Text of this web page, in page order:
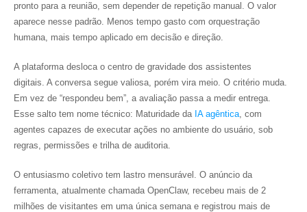
pronto para a reunião, sem depender de repetição manual. O valor
aparece nesse padrão. Menos tempo gasto com orquestração
humana, mais tempo aplicado em decisão e direção.
A plataforma desloca o centro de gravidade dos assistentes
digitais. A conversa segue valiosa, porém vira meio. O critério muda.
Em vez de “respondeu bem”, a avaliação passa a medir entrega.
Esse salto tem nome técnico: Maturidade daIA agêntica, com
agentes capazes de executar ações no ambiente do usuário, sob
regras, permissões e trilha de auditoria.
O entusiasmo coletivo tem lastro mensurável. O anúncio da
ferramenta, atualmente chamada OpenClaw, recebeu mais de 2
milhões de visitantes em uma única semana e registrou mais de